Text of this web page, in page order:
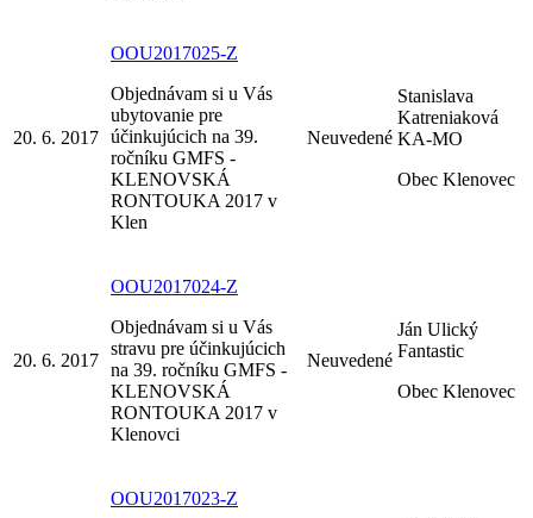
20. 6. 2017
OOU2017025-Z
Objednávam si u Vás
ubytovanie pre
účinkujúcich na 39.
ročníku GMFS -
KLENOVSKÁ
RONTOUKA 2017 v
Klen
Neuvedené
Stanislava
Katreniaková
KA-MO
Obec Klenovec
20. 6. 2017
OOU2017024-Z
Objednávam si u Vás
stravu pre účinkujúcich
na 39. ročníku GMFS -
KLENOVSKÁ
RONTOUKA 2017 v
Klenovci
Neuvedené
Ján Ulický
Fantastic
Obec Klenovec
OOU2017023-Z